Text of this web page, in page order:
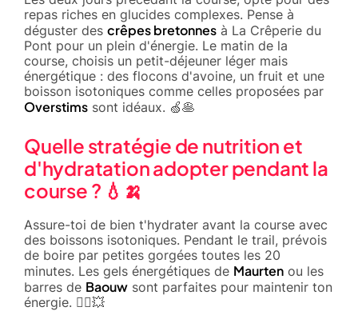
repas riches en glucides complexes. Pense à
déguster des crêpes bretonnes à La Crêperie du
Pont pour un plein d'énergie. Le matin de la
course, choisis un petit-déjeuner léger mais
énergétique : des flocons d'avoine, un fruit et une
boisson isotoniques comme celles proposées par
Overstims sont idéaux. 🍏🥞
Quelle stratégie de nutrition et
d'hydratation adopter pendant la
course ? 💧🍌
Assure-toi de bien t'hydrater avant la course avec
des boissons isotoniques. Pendant le trail, prévois
de boire par petites gorgées toutes les 20
minutes. Les gels énergétiques de Maurten ou les
barres de Baouw sont parfaites pour maintenir ton
énergie. 🏃‍♂️💥